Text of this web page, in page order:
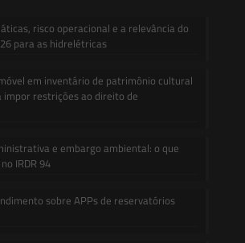
risco operacional e a relevância do
para as hidrelétricas
em inventário de patrimônio cultural
impor restrições ao direito de
e embargo ambiental: o que
IRDR 94
sobre APPs de reservatórios